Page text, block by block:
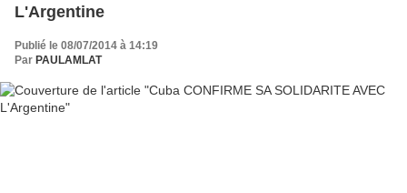
L'Argentine
Publié le 08/07/2014 à 14:19
Par PAULAMLAT